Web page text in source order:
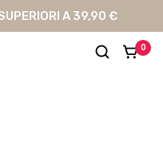
A 39,90 €
0